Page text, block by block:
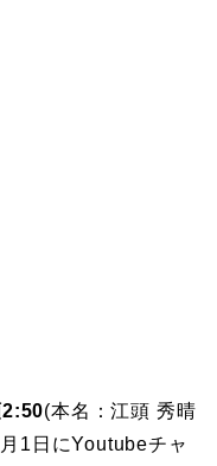
(本名：江頭 秀晴
1日にYoutubeチャ